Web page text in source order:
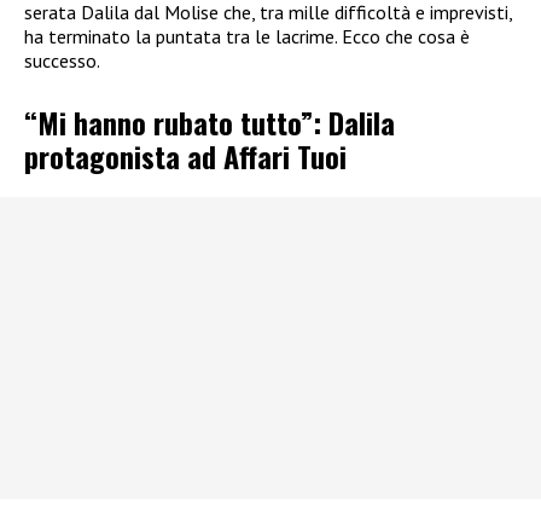
serata Dalila dal Molise che, tra mille difficoltà e imprevisti,
ha terminato la puntata tra le lacrime. Ecco che cosa è
successo.
“Mi hanno rubato tutto”: Dalila
protagonista ad Affari Tuoi